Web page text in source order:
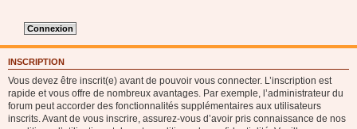
INSCRIPTION
Vous devez être inscrit(e) avant de pouvoir vous connecter. L’inscription est
rapide et vous offre de nombreux avantages. Par exemple, l’administrateur du
forum peut accorder des fonctionnalités supplémentaires aux utilisateurs
inscrits. Avant de vous inscrire, assurez-vous d’avoir pris connaissance de nos